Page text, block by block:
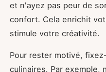
et n'ayez pas peur de
confort. Cela enrichit
stimule votre créativité.
Pour rester motivé,
culinaires. Par exemple,